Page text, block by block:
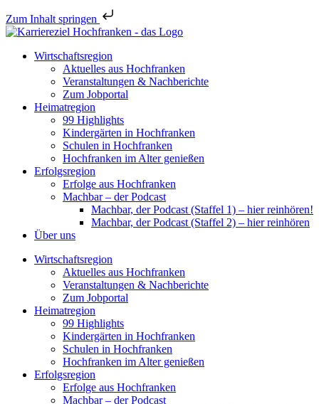
Zum Inhalt springen
Wirtschaftsregion
Aktuelles aus Hochfranken
Veranstaltungen & Nachberichte
Zum Jobportal
Heimatregion
99 Highlights
Kindergärten in Hochfranken
Schulen in Hochfranken
Hochfranken im Alter genießen
Erfolgsregion
Erfolge aus Hochfranken
Machbar – der Podcast
Machbar, der Podcast (Staffel 1) – hier reinhören!
Machbar, der Podcast (Staffel 2) – hier reinhören
Über uns
Wirtschaftsregion
Aktuelles aus Hochfranken
Veranstaltungen & Nachberichte
Zum Jobportal
Heimatregion
99 Highlights
Kindergärten in Hochfranken
Schulen in Hochfranken
Hochfranken im Alter genießen
Erfolgsregion
Erfolge aus Hochfranken
Machbar – der Podcast